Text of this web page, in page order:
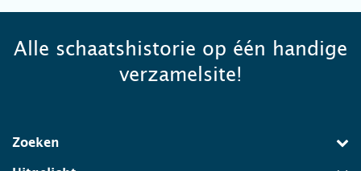
Alle schaatshistorie op één handige
verzamelsite!
Zoeken